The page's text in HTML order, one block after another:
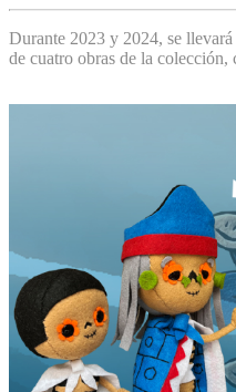
Durante 2023 y 2024, se
de cuatro obras de la